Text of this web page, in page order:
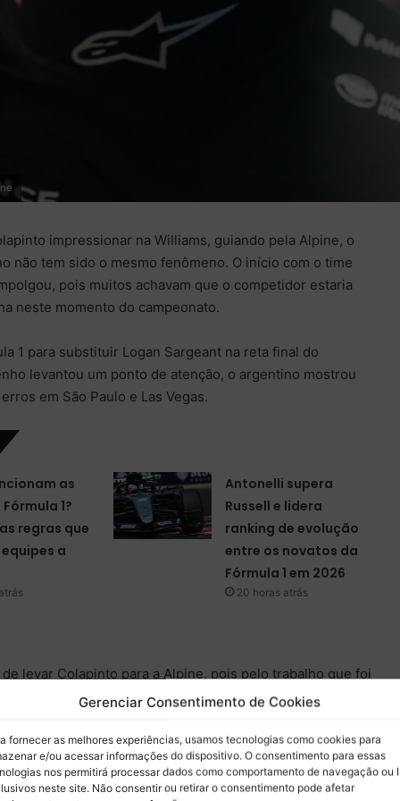
Gerenciar Consentimento de Cookies
fornecer as melhores experiências, usamos tecnologias como cookies para
e/ou acessar informações do dispositivo. O consentimento para essas
nos permitirá processar dados como comportamento de navegação ou
neste site. Não consentir ou retirar o consentimento pode afetar
impressionar na Williams, guiando pela Alpine, o
não tem sido o mesmo fenômeno. O início com o time
pois muitos achavam que o competidor estaria
neste momento do campeonato.
1 para substituir Logan Sargeant na reta final do
levantou um ponto de atenção, o argentino mostrou
em São Paulo e Las Vegas.
as
1?
regras que
a
Antonelli supera
Russell e lidera
ranking de evolução
entre os novatos da
Fórmula 1 em 2026
20 horas atrás
levar Colapinto para a Alpine, pois pelo trabalho que foi
Dessa forma, o competidor então foi escolhido
mas não tem correspondido com as expectativas
em Ímola, além de terminar as três provas fora do
conturbado.